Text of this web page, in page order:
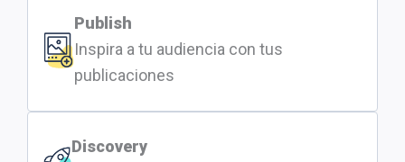
Publish
Inspira a tu audiencia con tus
publicaciones
Discovery